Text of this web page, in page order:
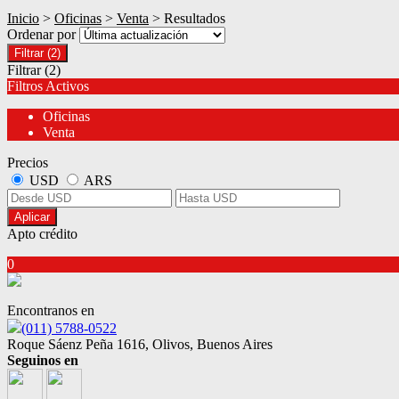
Inicio > Oficinas > Venta > Resultados
Ordenar por
Filtrar (2)
Filtrar (2)
Filtros Activos
Oficinas
Venta
Precios
USD
ARS
Aplicar
Apto crédito
0
Encontranos en
(011) 5788-0522
Roque Sáenz Peña 1616, Olivos, Buenos Aires
Seguinos en